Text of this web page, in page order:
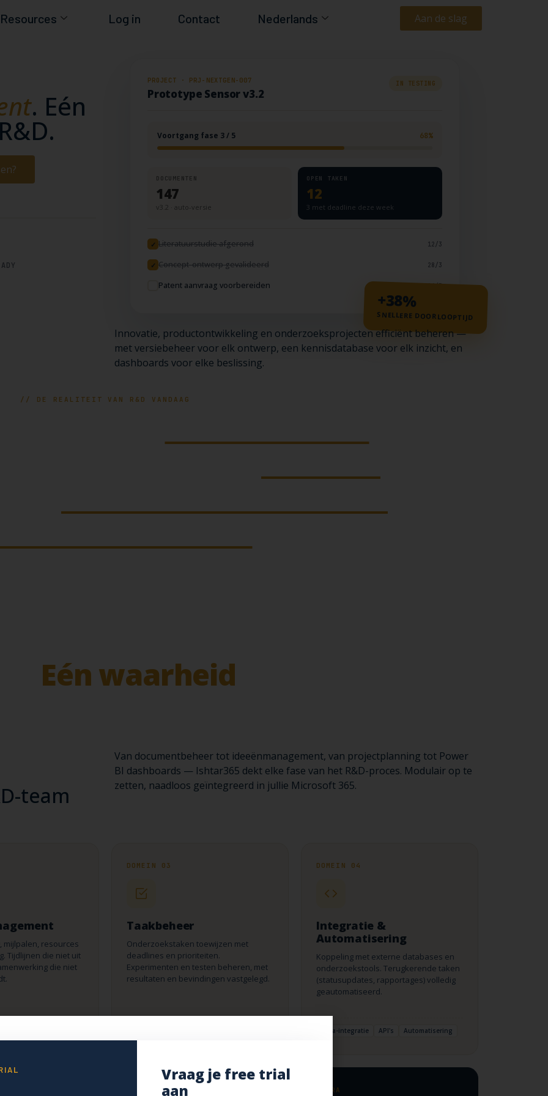
Resources Log in Contact Nederlands Aan de slag
. Eén
PROJECT · PRJ-NEXTGEN-007
Prototype Sensor v3.2
IN TESTING
Voortgang fase 3 / 5 68%
DOCUMENTEN
147
v3.2 · auto-versie
OPEN TAKEN
12
3 met deadline deze week
✓ Literatuurstudie afgerond 12/3
✓ Concept-ontwerp gevalideerd 28/3
Patent aanvraag voorbereiden 14/5
+38%
SNELLERE DOORLOOPTIJD
Innovatie, productontwikkeling en onderzoeksprojecten efficiënt beheren —
met versiebeheer voor elk ontwerp, een kennisdatabase voor elk inzicht, en
dashboards voor elke beslissing.
// DE REALITEIT VAN R&D VANDAAG
een lokale schijf
drie tools
het hoofd van iemand die
week vertrekt
Eén waarheid
team
Van documentbeheer tot ideeënmanagement, van projectplanning tot Power
BI dashboards — Ishtar365 dekt elke fase van het R&D-proces. Modulair op te
zetten, naadloos geïntegreerd in jullie Microsoft 365.
mijlpalen, resources
Tijdlijnen die niet uit
die niet
DOMEIN 03
Taakbeheer
Onderzoekstaken toewijzen met
deadlines en prioriteiten.
Experimenten en testen beheren, met
resultaten en bevindingen vastgelegd.
DOMEIN 04
Integratie &
Automatisering
Koppeling met externe databases en
onderzoekstools. Terugkerende taken
(statusupdates, rapportages) volledig
geautomatiseerd.
Data-integratie API's Automatisering
DOMEIN 07 EXTRA
Vraag je free trial
aan